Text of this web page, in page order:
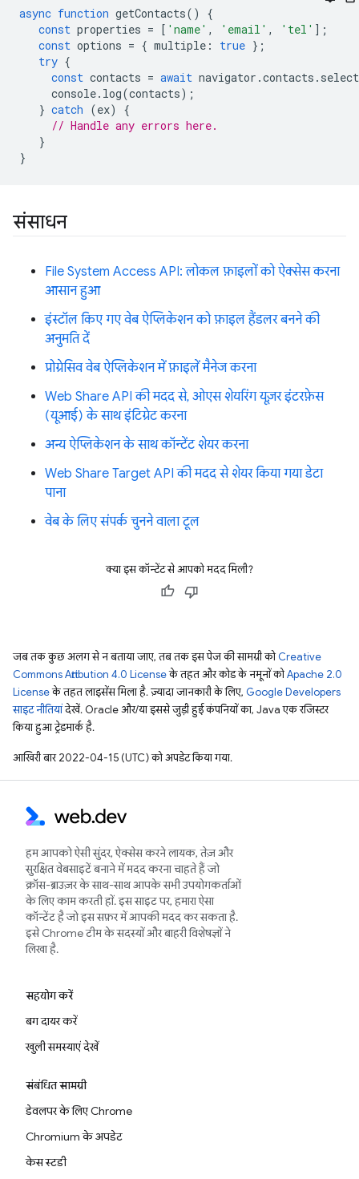
async function getContacts()
{
const properties = [ 'name' , 'email' , 'tel' ];
const options = { multiple : true };
try {
const contacts = await navigator .contacts . select
console. log(contacts);
} catch (ex)
{
// Handle any errors here.
}
}
संसाधन
File System Access API: लोकल फ़ाइलों को ऐक्सेस करना
आसान हुआ
इंस्टॉल किए गए वेब ऐप्लिकेशन को फ़ाइल हैंडलर बनने की
अनुमति दें
प्रोग्रेसिव वेब ऐप्लिकेशन में फ़ाइलें मैनेज करना
Web Share API की मदद से, ओएस शेयरिंग यूज़र इंटरफ़ेस
(यूआई) के साथ इंटिग्रेट करना
अन्य ऐप्लिकेशन के साथ कॉन्टेंट शेयर करना
Web Share Target API की मदद से शेयर किया गया डेटा
पाना
वेब के लिए संपर्क चुनने वाला टूल
क्या इस कॉन्टेंट से आपको मदद मिली?
जब तक कुछ अलग से न बताया जाए, तब तक इस पेज की सामग्री कोCreative
Commons Attribution 4.0 Licenseके तहत और कोड के नमूनों कोApache 2.0
Licenseके तहत लाइसेंस मिला है. ज़्यादा जानकारी के लिए, Google Developers
साइट नीतियांदेखें. Oracle और/या इससे जुड़ी हुई कंपनियों का, Java एक रजिस्टर
किया हुआ ट्रेडमार्क है.
आखिरी बार 2022-04-15 (UTC) को अपडेट किया गया.
हम आपको ऐसी सुंदर, ऐक्सेस करने लायक, तेज़ और
सुरक्षित वेबसाइटें बनाने में मदद करना चाहते हैं जो
क्रॉस-ब्राउज़र के साथ-साथ आपके सभी उपयोगकर्ताओं
के लिए काम करती हों. इस साइट पर, हमारा ऐसा
कॉन्टेंट है जो इस सफ़र में आपकी मदद कर सकता है.
इसे Chrome टीम के सदस्यों और बाहरी विशेषज्ञों ने
लिखा है.
सहयोग करें
बग दायर करें
खुली समस्याएं देखें
संबंधित सामग्री
डेवलपर के लिए Chrome
Chromium के अपडेट
केस स्टडी